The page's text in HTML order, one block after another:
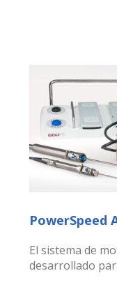
PowerSpeed
El sistema de
desarrollado